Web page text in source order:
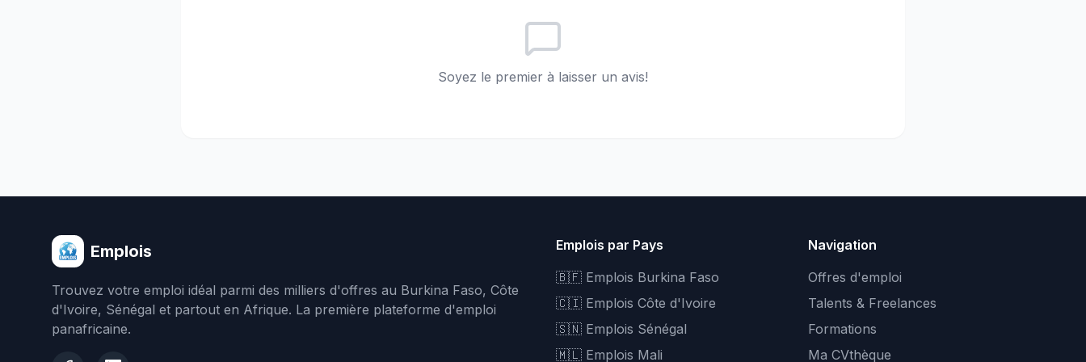
Soyez le premier à laisser un avis!
Emplois
Trouvez votre emploi idéal parmi des milliers d'offres au Burkina Faso, Côte
d'Ivoire, Sénégal et partout en Afrique. La première plateforme d'emploi
panafricaine.
Emplois par Pays
🇧🇫 Emplois Burkina Faso
🇨🇮 Emplois Côte d'Ivoire
🇸🇳 Emplois Sénégal
🇲🇱 Emplois Mali
Navigation
Offres d'emploi
Talents & Freelances
Formations
Ma CVthèque